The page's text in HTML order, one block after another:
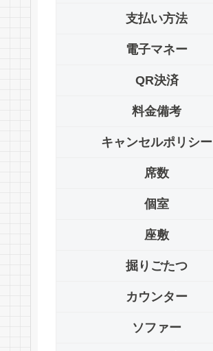
支払い方法
電子マネー
QR決済
料金備考
キャンセルポリシー
席数
個室
座敷
掘りごたつ
カウンター
ソファー